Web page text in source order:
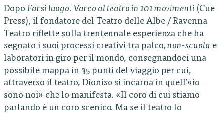
Dopo Farsi luogo. Varco al teatro in 101 movimenti (Cue
Press), il fondatore del Teatro delle Albe / Ravenna
Teatro riflette sulla trentennale esperienza che ha
segnato i suoi processi creativi tra palco, non-scuola e
laboratori in giro per il mondo, consegnandoci una
possibile mappa in 35 punti del viaggio per cui,
attraverso il teatro, Dioniso si incarna in quell’«io
sono noi» che lo manifesta. «Il coro di cui stiamo
parlando è un coro scenico. Ma se il teatro lo